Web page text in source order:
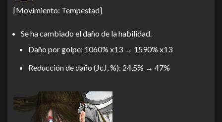
[Movimiento: Tempestad]
Se ha cambiado el daño de la habilidad.
Daño por golpe: 1060% x13 → 1590% x13
Reducción de daño (JcJ, %): 24,5% → 47%